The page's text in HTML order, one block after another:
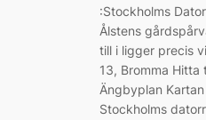
:Stockholms
Ålstens
till i ligger precis
13, Bromma
Ängbyplan
Stockholms